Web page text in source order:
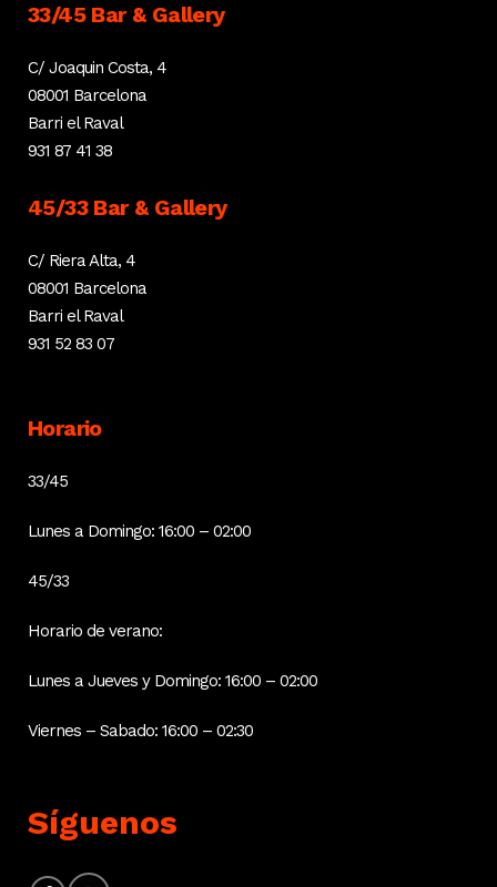
33/45 Bar & Gallery
C/ Joaquin Costa, 4
08001 Barcelona
Barri el Raval
931 87 41 38
45/33 Bar & Gallery
C/ Riera Alta, 4
08001 Barcelona
Barri el Raval
931 52 83 07
Horario
33/45
Lunes a Domingo: 16:00 – 02:00
45/33
Horario de verano:
Lunes a Jueves y Domingo: 16:00 – 02:00
Viernes – Sabado: 16:00 – 02:30
Síguenos